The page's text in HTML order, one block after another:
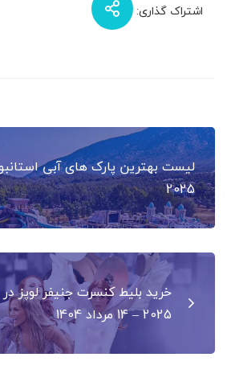
اشتراک گذاری:
لیست بهترین پارک های آبی
2025
خرید بلیط کنسرت جنیفر لوپز در
2025 – 14 مرداد 1404